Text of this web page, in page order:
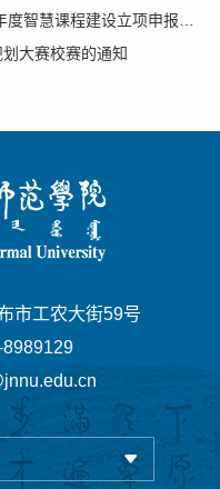
慧课程建设立项申报的通知
大赛校赛的通知
市工农大街59号